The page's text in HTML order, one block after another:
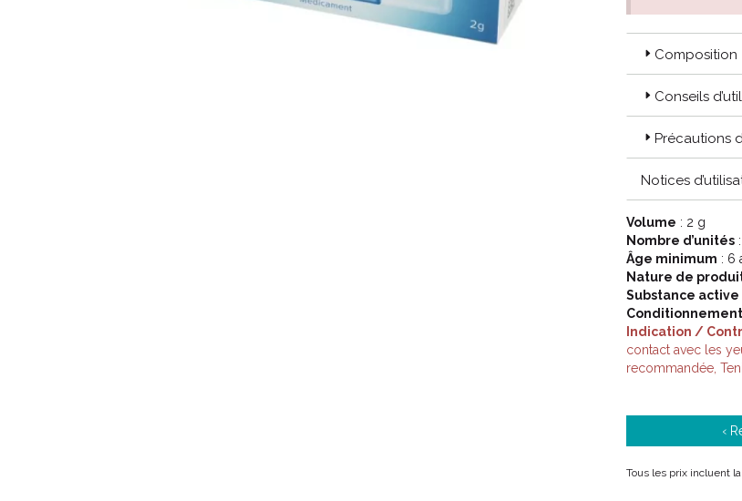
Composition
Conseils
Précautions
Notices
Volume : 2 g
Nombre d’unités
Âge minimum : 6
Nature de
Substance active
Conditionnement
Indication /
contact avec les
recommandée,
‹
Tous les prix incluent